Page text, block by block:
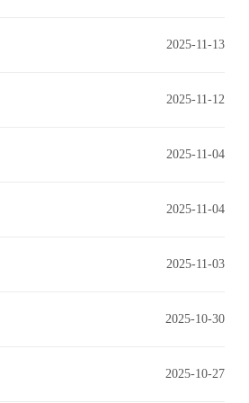
2025-11-13
2025-11-12
2025-11-04
2025-11-04
2025-11-03
2025-10-30
2025-10-27